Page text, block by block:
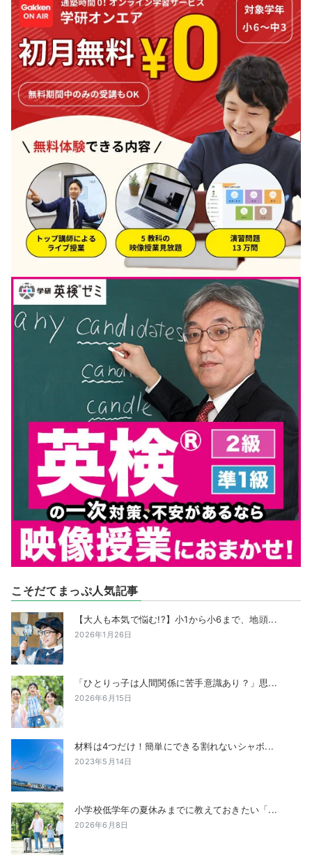
こそだてまっぷ人気記事
【大人も本気で悩む!?】小1から小6まで、地頭...
2026年1月26日
「ひとりっ子は人間関係に苦手意識あり？」思...
2026年6月15日
材料は4つだけ！簡単にできる割れないシャボ...
2023年5月14日
小学校低学年の夏休みまでに教えておきたい「...
2026年6月8日